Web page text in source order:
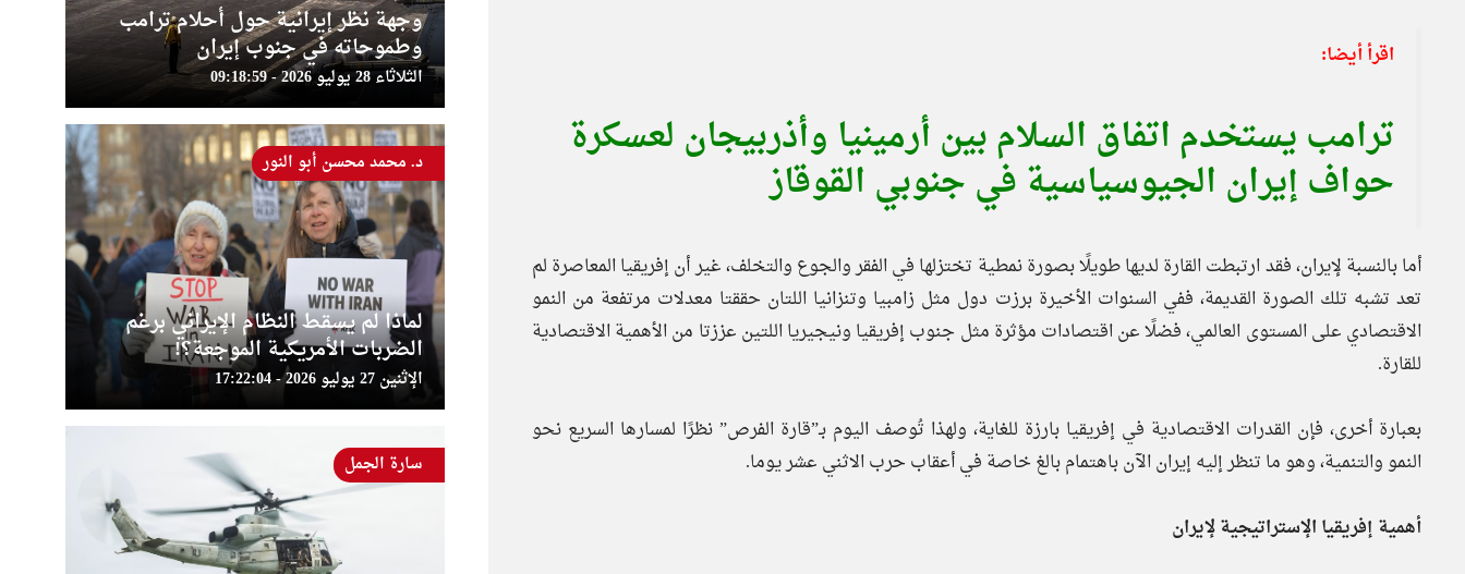
اقرأ أيضا:
ترامب يستخدم اتفاق السلام بين أرمينيا وأذربيجان لعسكرة
حواف إيران الجيوسياسية في جنوبي القوقاز
أما بالنسبة لإيران، فقد ارتبطت القارة لديها طويلًا بصورة نمطية تختزلها في الفقر والجوع والتخلف، غير أن إفريقيا المعاصرة لم
تعد تشبه تلك الصورة القديمة، ففي السنوات الأخيرة برزت دول مثل زامبيا وتنزانيا اللتان حققتا معدلات مرتفعة من النمو
الاقتصادي على المستوى العالمي، فضلًا عن اقتصادات مؤثرة مثل جنوب إفريقيا ونيجيريا اللتين عززتا من الأهمية الاقتصادية
للقارة.
بعبارة أخرى، فإن القدرات الاقتصادية في إفريقيا بارزة للغاية، ولهذا تُوصف اليوم بـ”قارة الفرص” نظرًا لمسارها السريع نحو
النمو والتنمية، وهو ما تنظر إليه إيران الآن باهتمام بالغ خاصة في أعقاب حرب الاثني عشر يوما.
أهمية إفريقيا الإستراتيجية لإيران
وجهة نظر إيرانية حول أحلام ترامب
وطموحاته في جنوب إيران
الثلاثاء 28 يوليو 2026 - 09:18:59
لماذا لم يسقط النظام الإيراني برغم
الضربات الأمريكية الموجعة؟!
الإثنين 27 يوليو 2026 - 17:22:04
د. محمد محسن أبو النور
سارة الجمل